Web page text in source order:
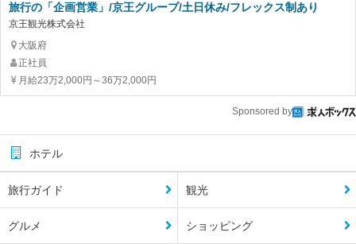
旅行の「企画営業」/京王グループ/土日休み/フレックス制あり
京王観光株式会社
大阪府
正社員
月給23万2,000円～36万2,000円
Sponsored by
ホテル
旅行ガイド 観光
グルメ ショッピング